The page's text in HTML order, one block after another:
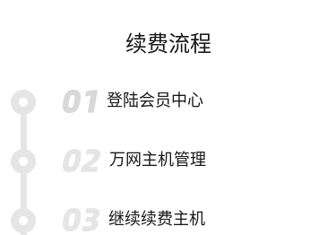
续费流程
登陆会员中心
万网主机管理
继续续费主机